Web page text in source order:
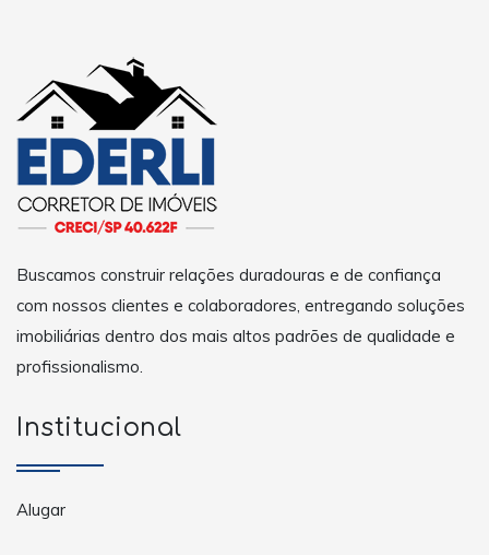
Buscamos construir relações duradouras e de confiança
com nossos clientes e colaboradores, entregando soluções
imobiliárias dentro dos mais altos padrões de qualidade e
profissionalismo.
Institucional
Alugar